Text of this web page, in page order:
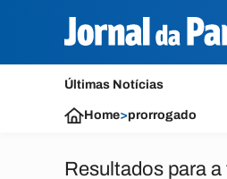
Últimas Notícias
Home>prorrogado
Resultados para a